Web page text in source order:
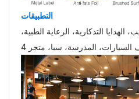
التطبيقات
الهدايا التذكارية، الرعاية الطبية،